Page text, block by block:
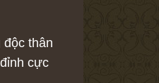
thân
cực